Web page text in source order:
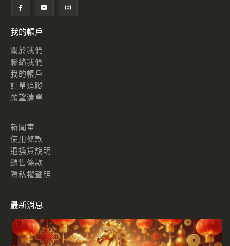
我的帳戶
關於我們
聯絡我們
我的帳戶
訂單追蹤
願望清單
新聞室
使用條款
退換貨說明
銷售條款
隱私權聲明
最新消息